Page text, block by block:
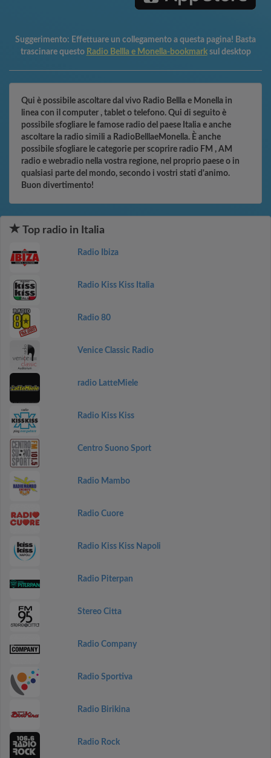
Suggerimento: Effettuare un collegamento a questa pagina! Basta
trascinare questo Radio Bellla e Monella-bookmark sul desktop
Qui è possibile ascoltare dal vivo Radio Bellla e Monella in
linea con il computer , tablet o telefono. Qui di seguito è
possibile sfogliare le famose radio del paese Italia e anche
ascoltare la radio simili a RadioBelllaeMonella. È anche
possibile sfogliare le categorie per scoprire radio FM , AM
radio e webradio nella vostra regione, nel proprio paese o in
qualsiasi parte del mondo, secondo i vostri stati d'animo.
Buon divertimento!
Top radio in Italia
Radio Ibiza
Radio Kiss Kiss Italia
Radio 80
Venice Classic Radio
radio LatteMiele
Radio Kiss Kiss
Centro Suono Sport
Radio Mambo
Radio Cuore
Radio Kiss Kiss Napoli
Radio Piterpan
Stereo Citta
Radio Company
Radio Sportiva
Radio Birikina
Radio Rock